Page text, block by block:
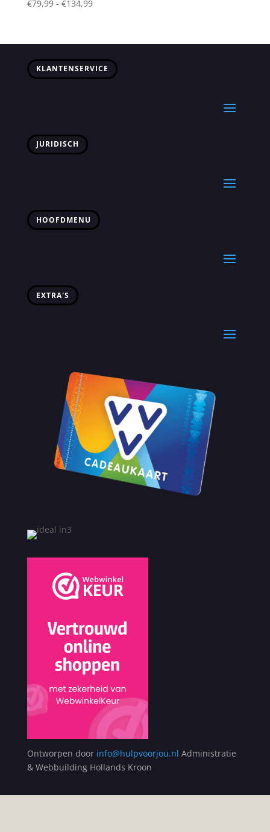
€79,99 - €134,99Prijsklasse:
€134,99
KLANTENSERVICE
JURIDISCH
HOOFDMENU
EXTRA'S
Ontworpen door info@hulpvoorjou.nl Administratie
& Webbuilding Hollands Kroon